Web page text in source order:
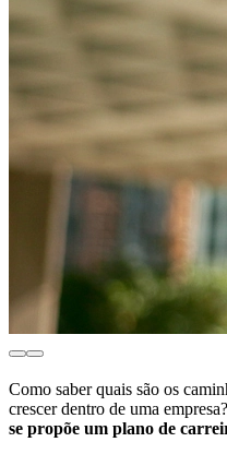
Como saber quais são os
crescer dentro de uma
se propõe um plano de